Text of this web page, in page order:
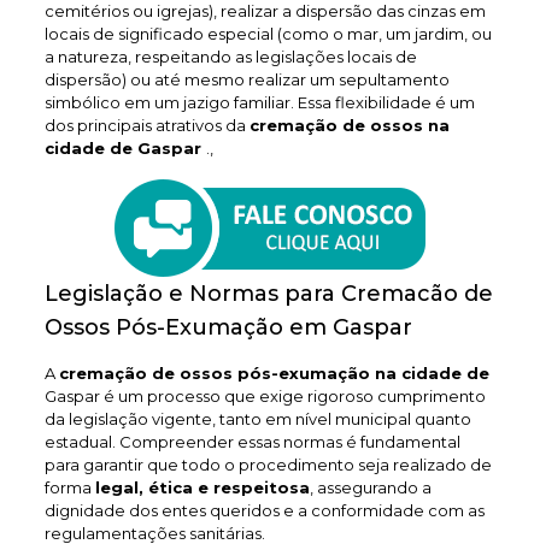
cemitérios ou igrejas), realizar a dispersão das cinzas em
locais de significado especial (como o mar, um jardim, ou
a natureza, respeitando as legislações locais de
dispersão) ou até mesmo realizar um sepultamento
simbólico em um jazigo familiar. Essa flexibilidade é um
dos principais atrativos da cremação de ossos na
cidade de Gaspar
Legislação e Normas para Cremacão de
Ossos Pós-Exumação em Gaspar
A cremação de ossos pós-exumação na cidade de
Gaspar é um processo que exige rigoroso cumprimento
da legislação vigente, tanto em nível municipal quanto
estadual. Compreender essas normas é fundamental
para garantir que todo o procedimento seja realizado de
forma legal, ética e respeitosa , assegurando a
dignidade dos entes queridos e a conformidade com as
regulamentações sanitárias.